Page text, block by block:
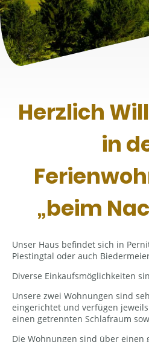
Herzlich
in
„beim
Unser Haus befindet sich in
Piestingtal oder auch
Diverse Einkaufsmöglichkeiten
Unsere zwei Wohnungen sind
eingerichtet und verfügen
einen getrennten Schlafraum
Die Wohnungen sind über einen